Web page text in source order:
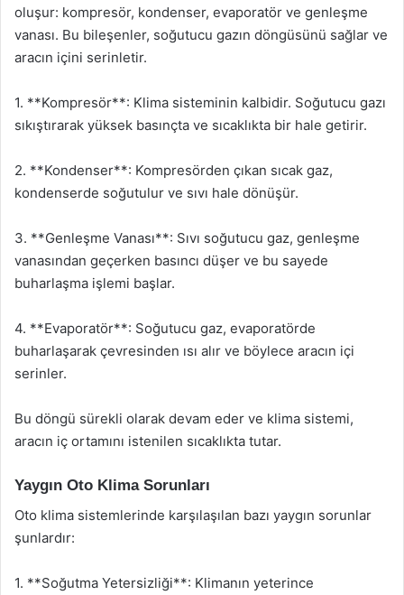
oluşur: kompresör, kondenser, evaporatör ve genleşme
vanası. Bu bileşenler, soğutucu gazın döngüsünü sağlar ve
aracın içini serinletir.
1. **Kompresör**: Klima sisteminin kalbidir. Soğutucu gazı
sıkıştırarak yüksek basınçta ve sıcaklıkta bir hale getirir.
2. **Kondenser**: Kompresörden çıkan sıcak gaz,
kondenserde soğutulur ve sıvı hale dönüşür.
3. **Genleşme Vanası**: Sıvı soğutucu gaz, genleşme
vanasından geçerken basıncı düşer ve bu sayede
buharlaşma işlemi başlar.
4. **Evaporatör**: Soğutucu gaz, evaporatörde
buharlaşarak çevresinden ısı alır ve böylece aracın içi
serinler.
Bu döngü sürekli olarak devam eder ve klima sistemi,
aracın iç ortamını istenilen sıcaklıkta tutar.
Yaygın Oto Klima Sorunları
Oto klima sistemlerinde karşılaşılan bazı yaygın sorunlar
şunlardır:
1. **Soğutma Yetersizliği**: Klimanın yeterince